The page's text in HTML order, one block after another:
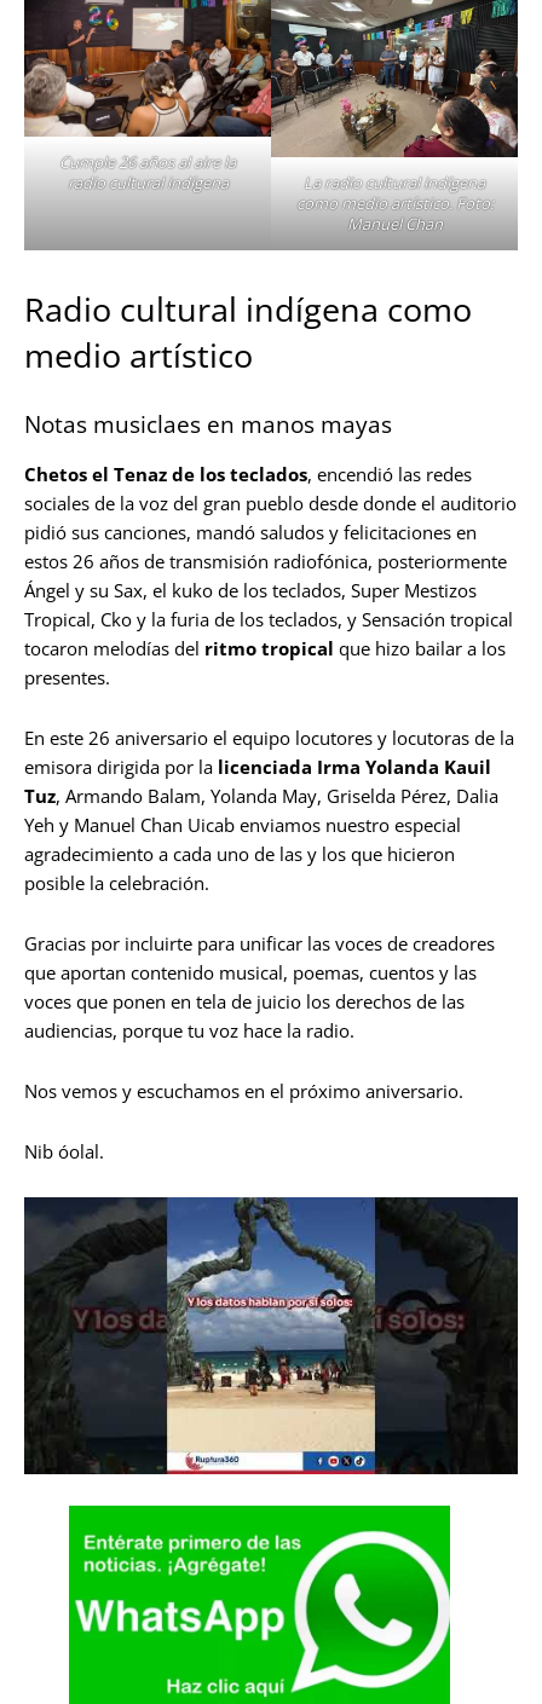
Cumple 26 años al aire la
radio cultural indígena
La radio cultural indígena
como medio artístico. Foto:
Manuel Chan
Radio cultural indígena como
medio artístico
Notas musiclaes en manos mayas
Chetos el Tenaz de los teclados, encendió las redes
sociales de la voz del gran pueblo desde donde el auditorio
pidió sus canciones, mandó saludos y felicitaciones en
estos 26 años de transmisión radiofónica, posteriormente
Ángel y su Sax, el kuko de los teclados, Super Mestizos
Tropical, Cko y la furia de los teclados, y Sensación tropical
tocaron melodías del ritmo tropical que hizo bailar a los
presentes.
En este 26 aniversario el equipo locutores y locutoras de la
emisora dirigida por la licenciada Irma Yolanda Kauil
Tuz, Armando Balam, Yolanda May, Griselda Pérez, Dalia
Yeh y Manuel Chan Uicab enviamos nuestro especial
agradecimiento a cada uno de las y los que hicieron
posible la celebración.
Gracias por incluirte para unificar las voces de creadores
que aportan contenido musical, poemas, cuentos y las
voces que ponen en tela de juicio los derechos de las
audiencias, porque tu voz hace la radio.
Nos vemos y escuchamos en el próximo aniversario.
Nib óolal.